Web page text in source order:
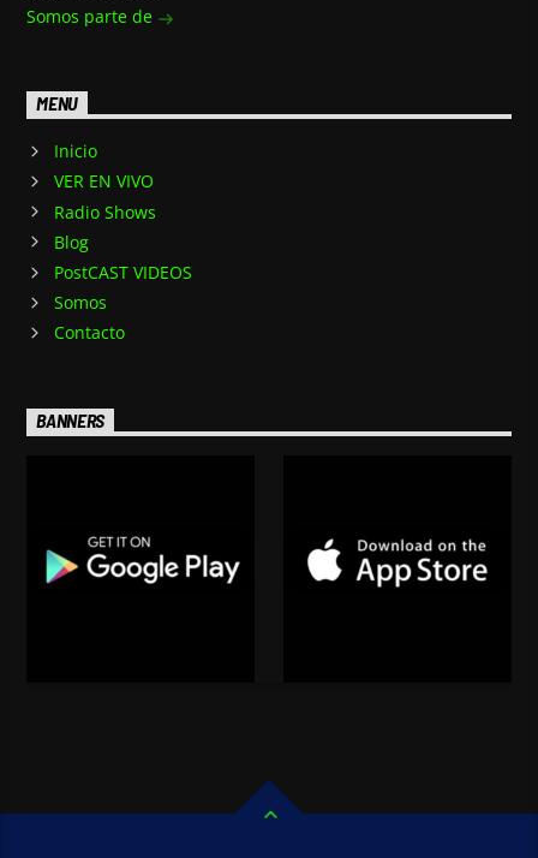
Somos parte de
MENU
Inicio
VER EN VIVO
Radio Shows
Blog
PostCAST VIDEOS
Somos
Contacto
BANNERS